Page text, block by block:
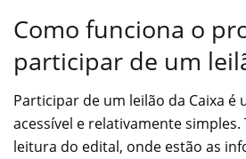
Como funciona o
participar de um
Participar de um leilão da Caixa é
acessível e relativamente
leitura do edital, onde estão as